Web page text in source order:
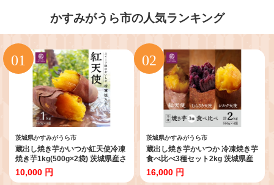
かすみがうら市の人気ランキング
茨城県かすみがうら市
蔵出し焼き芋かいつか紅天使冷凍
焼き芋1kg(500g×2袋) 茨城県産さ
つまいもを使用した冷凍焼き芋_
焼き芋 焼いも やきいも 紅天使 冷
10,000 円
茨城県かすみがうら市
蔵出し焼き芋かいつか 冷凍焼き芋
食べ比べ3種セット2kg 茨城県産
さつまいもを使用した冷凍焼き芋
【1633127】
16,000 円